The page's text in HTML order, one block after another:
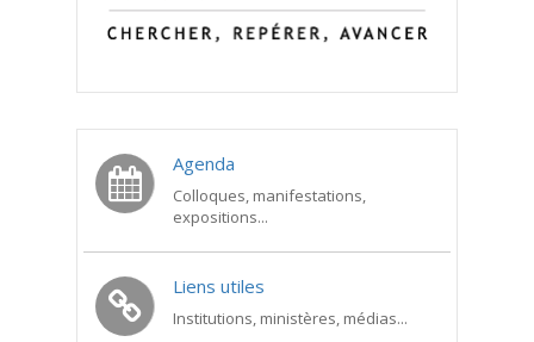
Agenda
Colloques, manifestations,
expositions...
Liens utiles
Institutions, ministères, médias...